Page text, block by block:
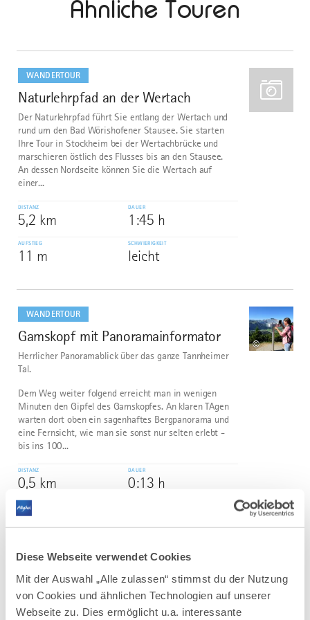
Diese Webseite verwendet Cookies
Mit der Auswahl „Alle zulassen“ stimmst du der Nutzung
von Cookies und ähnlichen Technologien auf unserer
Webseite zu. Dies ermöglicht u.a. interessante
Ähnliche Touren
WANDERTOUR
1
Naturlehrpfad an der Wertach
Der Naturlehrpfad führt Sie entlang der Wertach und
rund um den Bad Wörishofener Stausee. Sie starten
Ihre Tour in Stockheim bei der Wertachbrücke und
marschieren östlich des Flusses bis an den Stausee.
An dessen Nordseite können Sie die Wertach auf
einer...
DISTANZ
5,2 km
DAUER
1:45 h
AUFSTIEG
11 m
SCHWIERIGKEIT
leicht
dazu
WANDERTOUR
2
Gamskopf mit Panoramainformator
©
Herrlicher Panoramablick über das ganze Tannheimer
Tal.
Dem Weg weiter folgend erreicht man in wenigen
Minuten den Gipfel des Gamskopfes. An klaren TAgen
warten dort oben ein sagenhaftes Bergpanorama und
eine Fernsicht, wie man sie sonst nur selten erlebt -
bis ins 100...
DISTANZ
0,5 km
DAUER
0:13 h
AUFSTIEG
64 m
dazu
WANDERTOUR
3
Terrainkurweg IV Bad Wörishofen
mehr